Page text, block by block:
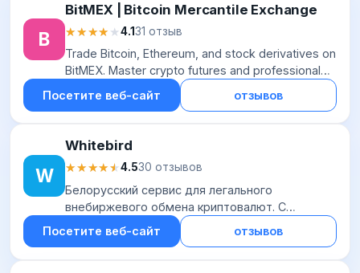
B
BitMEX | Bitcoin Mercantile Exchange
★★★★★
★★★★★4.131 отзыв
Trade Bitcoin, Ethereum, and stock derivatives on
BitMEX. Master crypto futures and professional
derivatives with high leverage and deep liquidity
today.
Посетите веб-сайт отзывов
W
Whitebird
★★★★★
★★★★★4.530 отзывов
Белорусский сервис для легального
внебиржевого обмена криптовалют. С
помощью него пользователи могут покупать и
продавать криптовалюту с использованием
Посетите веб-сайт отзывов